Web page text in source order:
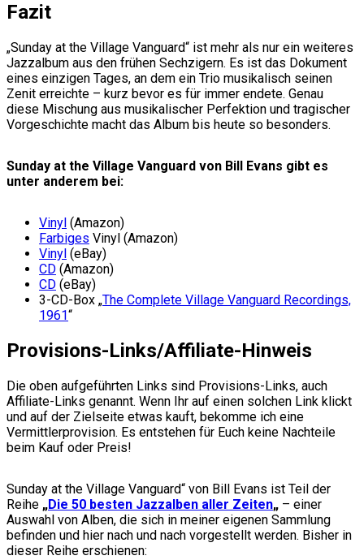
Fazit
„Sunday at the Village Vanguard“ ist mehr als nur ein weiteres
Jazzalbum aus den frühen Sechzigern. Es ist das Dokument
eines einzigen Tages, an dem ein Trio musikalisch seinen
Zenit erreichte – kurz bevor es für immer endete. Genau
diese Mischung aus musikalischer Perfektion und tragischer
Vorgeschichte macht das Album bis heute so besonders.
Sunday at the Village Vanguard von Bill Evans gibt es
unter anderem bei:
Vinyl (Amazon)
Farbiges Vinyl (Amazon)
Vinyl (eBay)
CD (Amazon)
CD (eBay)
3-CD-Box „The Complete Village Vanguard Recordings,
1961“
Provisions-Links/Affiliate-Hinweis
Die oben aufgeführten Links sind Provisions-Links, auch
Affiliate-Links genannt. Wenn Ihr auf einen solchen Link klickt
und auf der Zielseite etwas kauft, bekomme ich eine
Vermittlerprovision. Es entstehen für Euch keine Nachteile
beim Kauf oder Preis!
Sunday at the Village Vanguard“ von Bill Evans ist Teil der
Reihe „Die 50 besten Jazzalben aller Zeiten„ – einer
Auswahl von Alben, die sich in meiner eigenen Sammlung
befinden und hier nach und nach vorgestellt werden. Bisher in
dieser Reihe erschienen: